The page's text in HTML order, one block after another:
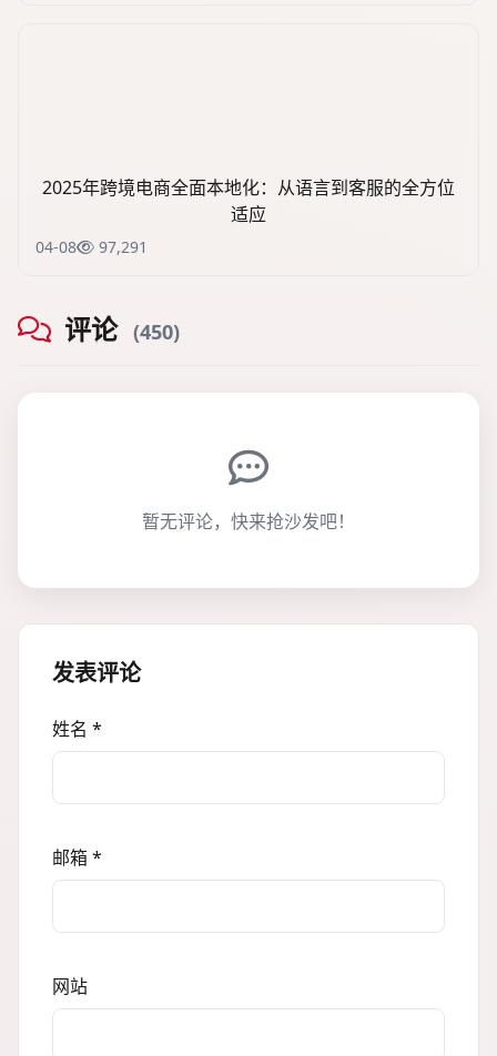
2025年跨境电商全面本地化：从语言到客服的全方位
适应
04-08 97,291
评论 (450)
暂无评论，快来抢沙发吧！
发表评论
姓名 *
邮箱 *
网站